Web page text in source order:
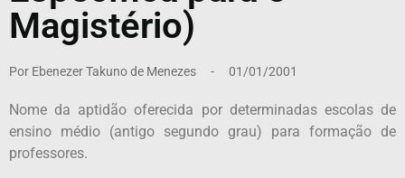
Magistério)
Por Ebenezer Takuno de Menezes - 01/01/2001
Nome da aptidão oferecida por determinadas escolas de
ensino médio (antigo segundo grau) para formação de
professores.